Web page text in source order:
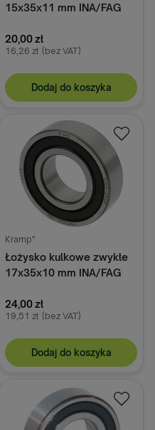
15x35x11 mm INA/FAG
20,00 zł
16,26 zł (bez VAT)
Dodaj do koszyka
Kramp"
Łożysko kulkowe zwykłe
17x35x10 mm INA/FAG
24,00 zł
19,51 zł (bez VAT)
Dodaj do koszyka